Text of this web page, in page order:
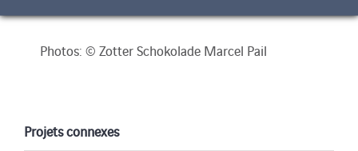
Photos: © Zotter Schokolade Marcel Pail
Projets connexes